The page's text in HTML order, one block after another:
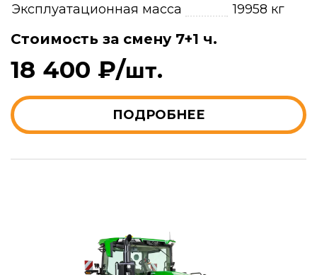
Эксплуатационная масса
19958 кг
Стоимость за смену 7+1 ч.
18 400 ₽/шт.
ПОДРОБНЕЕ